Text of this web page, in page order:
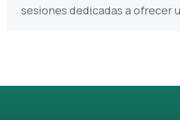
sesiones dedicadas a ofrecer